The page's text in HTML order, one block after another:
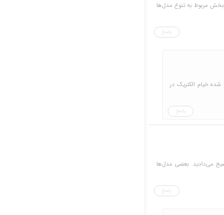
مربوط به تنوع مدل‌ها
پاسخ
خیام الکتریک در
پاسخ
می‌دادید. بعضی مدل‌ها
پاسخ